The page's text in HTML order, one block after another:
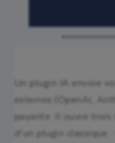
Un plugin IA envoie
externes (OpenAI,
payante. Il ouvre trois
d’un plugin classique